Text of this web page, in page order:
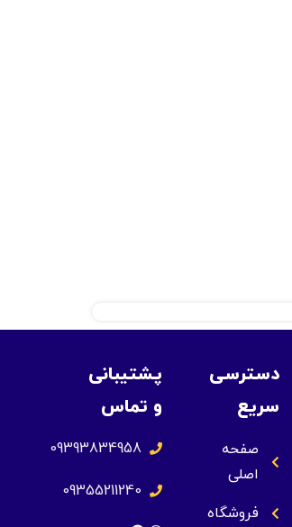
دسترسی
سریع
صفحه
اصلی
فروشگاه
پشتیبانی
و تماس
09393834958
09355211240